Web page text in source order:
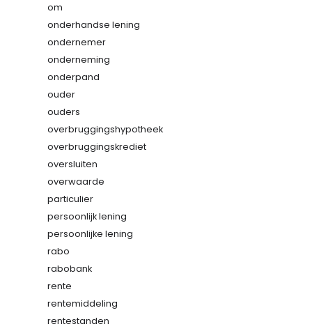
om
onderhandse lening
ondernemer
onderneming
onderpand
ouder
ouders
overbruggingshypotheek
overbruggingskrediet
oversluiten
overwaarde
particulier
persoonlijk lening
persoonlijke lening
rabo
rabobank
rente
rentemiddeling
rentestanden